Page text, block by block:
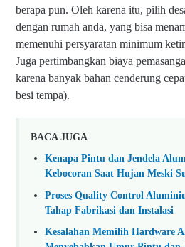
berapa pun. Oleh karena itu, pilih
dengan rumah anda, yang bisa
memenuhi persyaratan minimum
Juga pertimbangkan biaya
karena banyak bahan cenderung
besi tempa).
BACA JUGA
Kenapa Pintu dan Jendela
Kebocoran Saat Hujan Meski
Proses Quality Control
Tahap Fabrikasi dan Instalasi
Kesalahan Memilih Hardware